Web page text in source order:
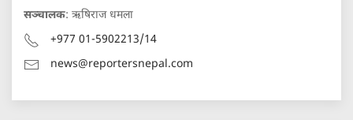
सञ्चालक: ऋषिराज धमला
+977 01-5902213/14
news@reportersnepal.com